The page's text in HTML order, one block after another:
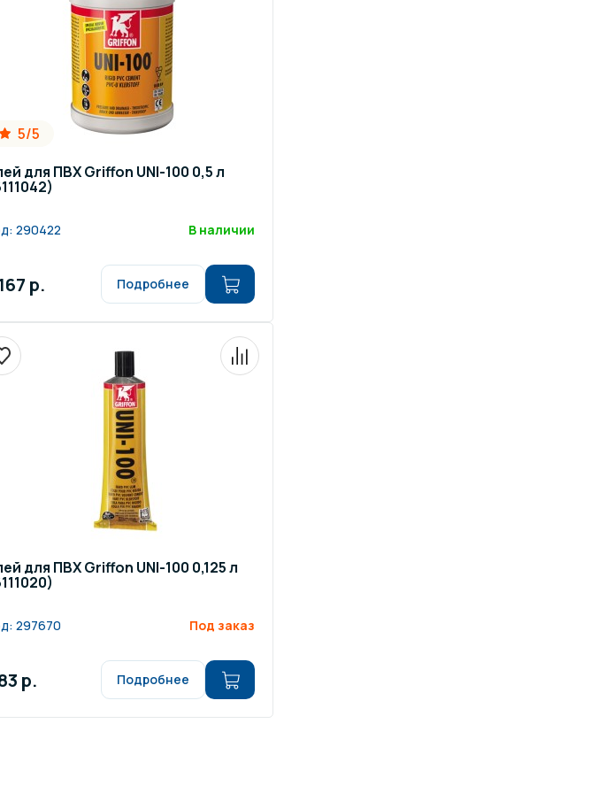
Измерение параметров воды
Строительные материалы
5/5
для ПВХ Griffon UNI-100 0,5 л
290422 В наличии
р. Подробнее
для ПВХ Griffon UNI-100 0,125 л
297670 Под заказ
р. Подробнее